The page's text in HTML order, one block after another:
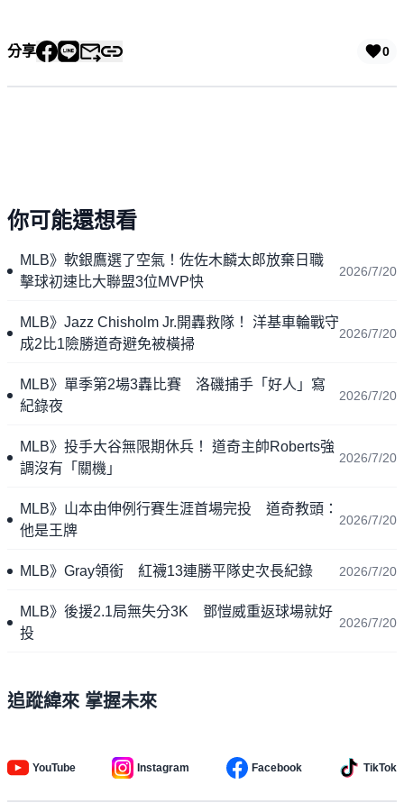
分享 0
你可能還想看
MLB》軟銀鷹選了空氣！佐佐木麟太郎放棄日職
擊球初速比大聯盟3位MVP快
2026/7/20
MLB》Jazz Chisholm Jr.開轟救隊！ 洋基車輪戰守
成2比1險勝道奇避免被橫掃
2026/7/20
MLB》單季第2場3轟比賽 洛磯捕手「好人」寫
紀錄夜
2026/7/20
MLB》投手大谷無限期休兵！ 道奇主帥Roberts強
調沒有「關機」
2026/7/20
MLB》山本由伸例行賽生涯首場完投 道奇教頭：
他是王牌
2026/7/20
MLB》Gray領銜 紅襪13連勝平隊史次長紀錄 2026/7/20
MLB》後援2.1局無失分3K 鄧愷威重返球場就好
投
2026/7/20
追蹤緯來 掌握未來
YouTube Instagram Facebook TikTok